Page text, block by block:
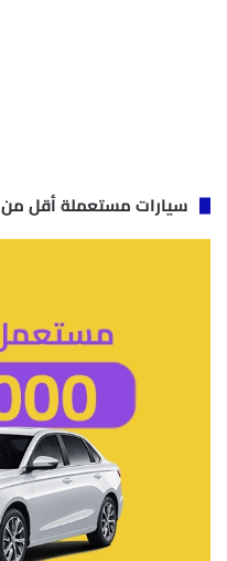
سيارات مستعملة أقل من 30,000 ريال